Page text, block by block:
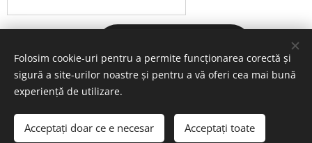
Totul in viata vine la mine cu usurinta, bucurie si glorie!
luminitageorgescu.com
Folosim cookie-uri pentru a permite funcționarea corectă și
sigură a site-urilor noastre și pentru a vă oferi cea mai bună
experiență de utilizare.
Acceptați doar ce e necesar Acceptați toate